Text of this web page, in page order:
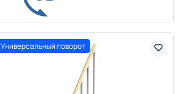
Универсальный поворот